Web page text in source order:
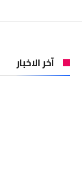
آخر الاخبار